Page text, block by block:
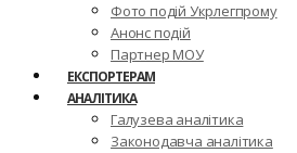
Фото подій Укрлегпрому
Анонс подій
Партнер МОУ
ЕКСПОРТЕРАМ
АНАЛІТИКА
Галузева аналітика
Законодавча аналітика